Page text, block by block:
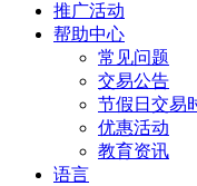
推广活动
帮助中心
常见问题
交易公告
节假日交易
优惠活动
教育资讯
语言